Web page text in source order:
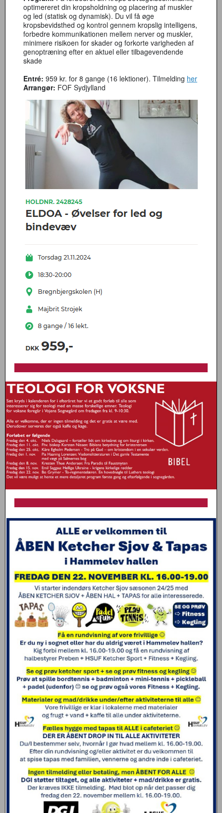
optimereret din kropsholdning og placering af muskler
og led (statisk og dynamisk). Du vil få øge
kropsbevidsthed og kontrol gennem kropslig intelligens,
forbedre kommunikationen mellem nerver og muskler,
minimere risikoen for skader og forkorte varigheden af
genoptræning efter en aktuel eller tilbagevendende
skade
Entré: 959 kr. for 8 gange (16 lektioner). Tilmelding her
Arrangør: FOF Sydjylland